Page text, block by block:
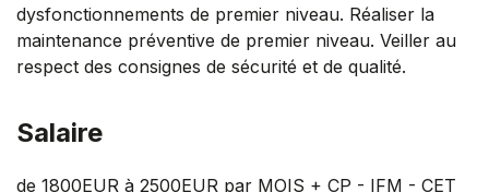
dysfonctionnements de premier niveau. Réaliser la
maintenance préventive de premier niveau. Veiller au
respect des consignes de sécurité et de qualité.
Salaire
de 1800EUR à 2500EUR par MOIS + CP - IFM - CET